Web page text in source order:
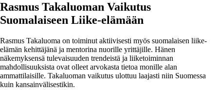
Rasmus Takaluoman Vaikutus
Suomalaiseen Liike-elämään
Rasmus Takaluoma on toiminut aktiivisesti myös suomalaisen liike-
elämän kehittäjänä ja mentorina nuorille yrittäjille. Hänen
näkemyksensä tulevaisuuden trendeistä ja liiketoiminnan
mahdollisuuksista ovat olleet arvokasta tietoa monille alan
ammattilaisille. Takaluoman vaikutus ulottuu laajasti niin Suomessa
kuin kansainvälisestikin.